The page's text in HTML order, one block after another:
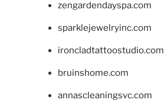
zengardendayspa.com
sparklejewelryinc.com
ironcladtattoostudio.com
bruinshome.com
annascleaningsvc.com